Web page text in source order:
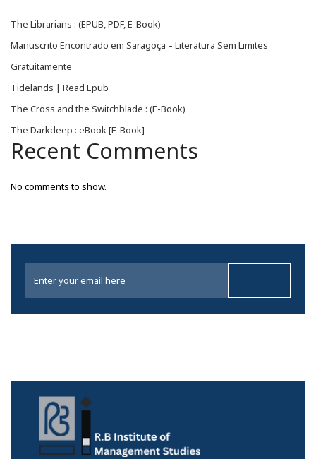
The Librarians : (EPUB, PDF, E-Book)
Manuscrito Encontrado em Saragoça – Literatura Sem Limites
Gratuitamente
Tidelands | Read Epub
The Cross and the Switchblade : (E-Book)
The Darkdeep : eBook [E-Book]
Recent Comments
No comments to show.